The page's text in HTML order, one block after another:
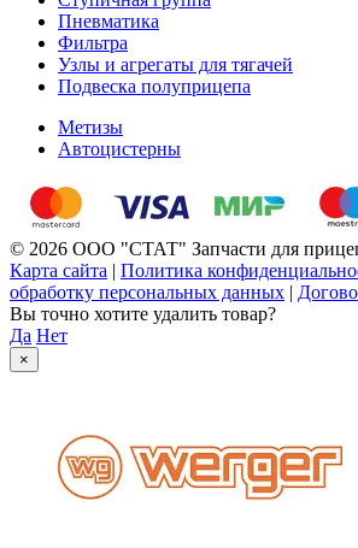
Пневматика
Фильтра
Узлы и агрегаты для тягачей
Подвеска полуприцепа
Метизы
Автоцистерны
© 2026 ООО "СТАТ" Запчасти для
Карта сайта | Политика
обработку персональных данных |
Вы точно хотите удалить товар?
Да Нет
×